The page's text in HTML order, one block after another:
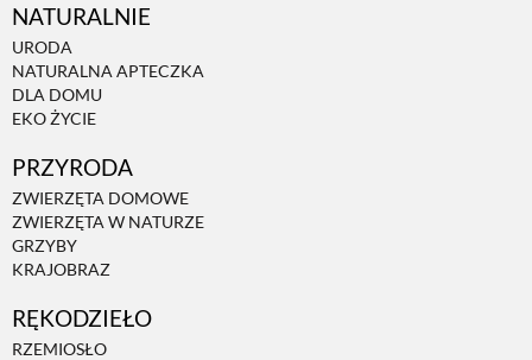
NATURALNIE
URODA
NATURALNA APTECZKA
DLA DOMU
EKO ŻYCIE
PRZYRODA
ZWIERZĘTA DOMOWE
ZWIERZĘTA W NATURZE
GRZYBY
KRAJOBRAZ
RĘKODZIEŁO
RZEMIOSŁO